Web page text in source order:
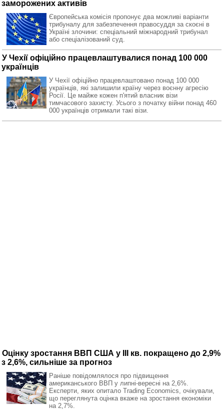
заморожених активів
Європейська комісія пропонує два можливі варіанти
трибуналу для забезпечення правосуддя за скоєні в
Україні злочини: спеціальний міжнародний трибунал
або спеціалізований суд.
У Чехії офіційно працевлаштувалися понад 100 000
українців
У Чехії офіційно працевлаштовано понад 100 000
українців, які залишили країну через воєнну агресію
Росії. Це майже кожен п'ятий власник візи
тимчасового захисту. Усього з початку війни понад 460
000 українців отримали такі візи.
Оцінку зростання ВВП США у ІІІ кв. покращено до 2,9%
з 2,6%, сильніше за прогноз
Раніше повідомлялося про підвищення
американського ВВП у липні-вересні на 2,6%.
Експерти, яких опитало Trading Economics, очікували,
що переглянута оцінка вкаже на зростання економіки
на 2,7%.